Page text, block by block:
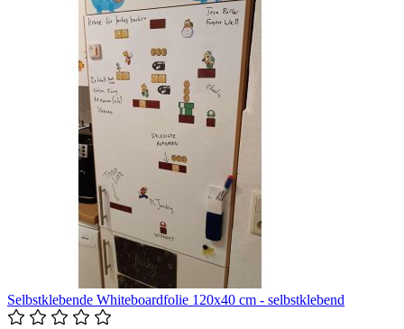
Selbstklebende Whiteboardfolie 120x40 cm - selbstklebend